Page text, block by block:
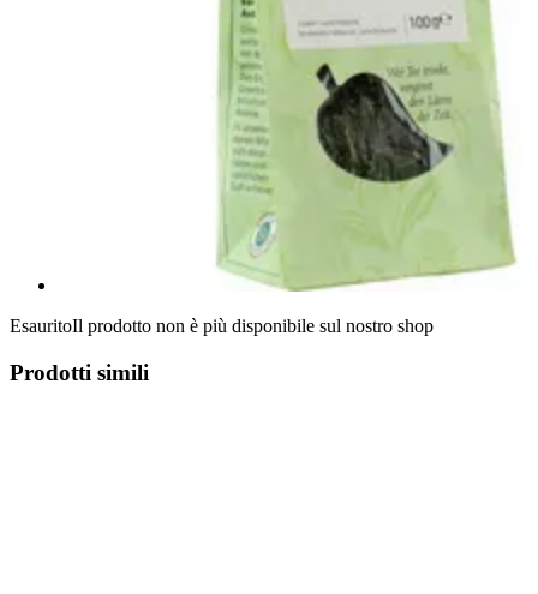
EsauritoIl prodotto non è più disponibile sul nostro shop
Prodotti simili